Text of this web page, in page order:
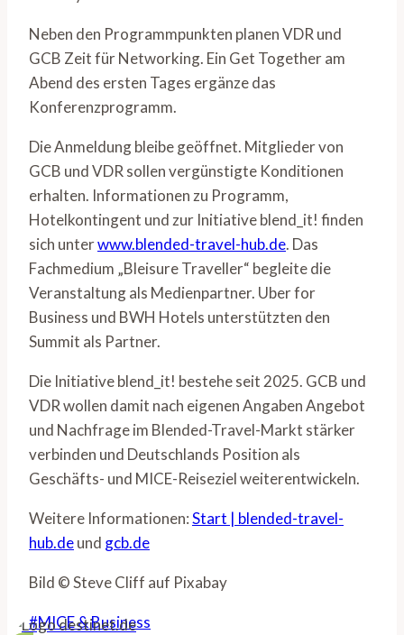
Neben den Programmpunkten planen VDR und
GCB Zeit für Networking. Ein Get Together am
Abend des ersten Tages ergänze das
Konferenzprogramm.
Die Anmeldung bleibe geöffnet. Mitglieder von
GCB und VDR sollen vergünstigte Konditionen
erhalten. Informationen zu Programm,
Hotelkontingent und zur Initiative blend_it! finden
sich unterwww.blended-travel-hub.de. Das
Fachmedium „Bleisure Traveller“ begleite die
Veranstaltung als Medienpartner. Uber for
Business und BWH Hotels unterstützten den
Summit als Partner.
Die Initiative blend_it! bestehe seit 2025. GCB und
VDR wollen damit nach eigenen Angaben Angebot
und Nachfrage im Blended-Travel-Markt stärker
verbinden und Deutschlands Position als
Geschäfts- und MICE-Reiseziel weiterentwickeln.
Weitere Informationen:Start | blended-travel-
hub.deund gcb.de
Bild © Steve Cliff auf Pixabay
Schlagworte:
#MICE & Business